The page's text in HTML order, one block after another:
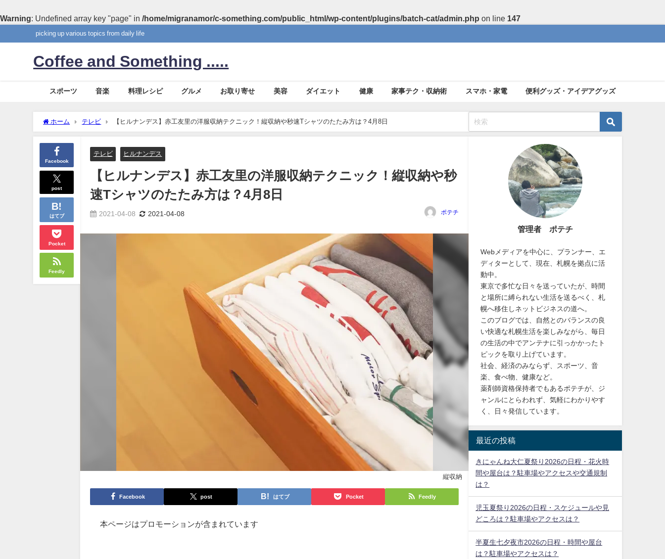
Warning: Undefined array key "page" in /home/migranamor/c-something.com/public_html/wp-content/plugins/batch-cat/admin.php on line 147
picking up various topics from daily life
Coffee and Something .....
スポーツ 音楽 料理レシピ グルメ お取り寄せ 美容 ダイエット 健康 家事テク・収納術 スマホ・家電 便利グッズ・アイデアグッズ
ホーム テレビ 【ヒルナンデス】赤工友里の洋服収納テクニック！縦収納や秒速Tシャツのたたみ方は？4月8日
Facebook
post
はてブ
Pocket
Feedly
テレビ ヒルナンデス
【ヒルナンデス】赤工友里の洋服収納テクニック！縦収納や秒
速Tシャツのたたみ方は？4月8日
2021-04-08 2021-04-08 ポテチ
縦収納
Facebook post はてブ Pocket Feedly
本ページはプロモーションが含まれています
管理者 ポテチ
Webメディアを中心に、プランナー、エ
ディターとして、現在、札幌を拠点に活
動中。
東京で多忙な日々を送っていたが、時間
と場所に縛られない生活を送るべく、札
幌へ移住しネットビジネスの道へ。
このブログでは、自然とのバランスの良
い快適な札幌生活を楽しみながら、毎日
の生活の中でアンテナに引っかかったト
ピックを取り上げています。
社会、経済のみならず、スポーツ、音
楽、食べ物、健康など。
薬剤師資格保持者でもあるポテチが、ジ
ャンルにとらわれず、気軽にわかりやす
く、日々発信しています。
最近の投稿
きにゃんね大仁夏祭り2026の日程・花火時
間や屋台は？駐車場やアクセスや交通規制
は？
児玉夏祭り2026の日程・スケジュールや見
どころは？駐車場やアクセスは？
半夏生七夕夜市2026の日程・時間や屋台
は？駐車場やアクセスは？